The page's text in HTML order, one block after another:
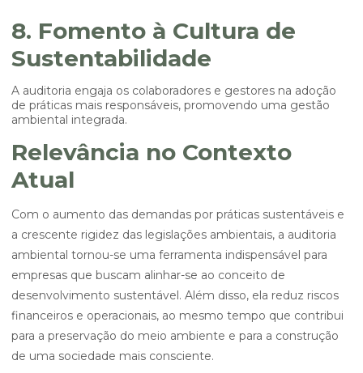
8. Fomento à Cultura de
Sustentabilidade
A auditoria engaja os colaboradores e gestores na adoção
de práticas mais responsáveis, promovendo uma gestão
ambiental integrada.
Relevância no Contexto
Atual
Com o aumento das demandas por práticas sustentáveis e
a crescente rigidez das legislações ambientais, a auditoria
ambiental tornou-se uma ferramenta indispensável para
empresas que buscam alinhar-se ao conceito de
desenvolvimento sustentável. Além disso, ela reduz riscos
financeiros e operacionais, ao mesmo tempo que contribui
para a preservação do meio ambiente e para a construção
de uma sociedade mais consciente.